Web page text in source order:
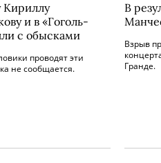
Кириллу
и в «Гоголь-
с обысками
проводят эти
не сообщается.
В
Взрыв
Гранде.